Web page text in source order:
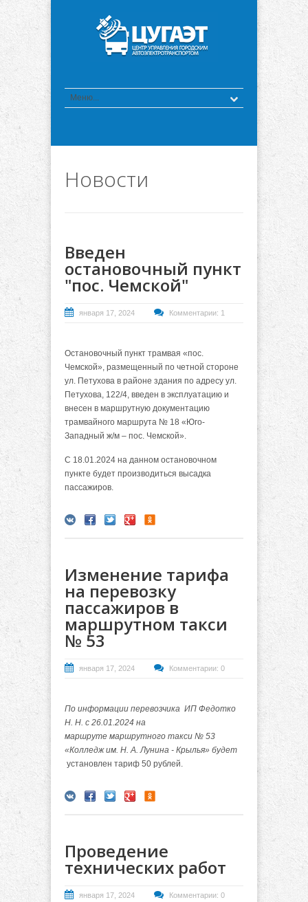
Новости
Введен
остановочный пункт
"пос. Чемской"
января 17, 2024 Комментарии: 1
Остановочный пункт трамвая «пос.
Чемской», размещенный по четной стороне
ул. Петухова в районе здания по адресу ул.
Петухова, 122/4, введен в эксплуатацию и
внесен в маршрутную документацию
трамвайного маршрута № 18 «Юго-
Западный ж/м – пос. Чемской».
С 18.01.2024 на данном остановочном
пункте будет производиться высадка
пассажиров.
Изменение тарифа
на перевозку
пассажиров в
маршрутном такси
№ 53
января 17, 2024 Комментарии: 0
По информации перевозчика ИП Федотко
Н. Н. с 26.01.2024 на
маршруте маршрутного такси № 53
«Колледж им. Н. А. Лунина - Крылья» будет
установлен тариф 50 рублей.
Проведение
технических работ
января 17, 2024 Комментарии: 0